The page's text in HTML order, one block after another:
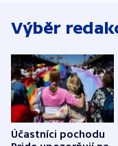
Výběr
Účastníci pochodu